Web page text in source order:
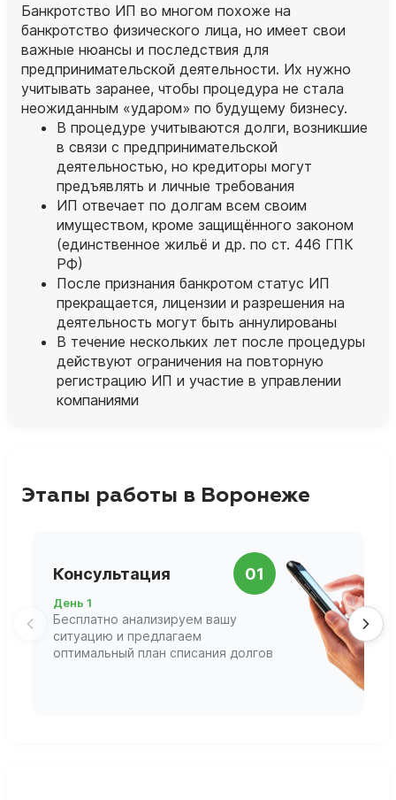
Банкротство ИП во многом похоже на
банкротство физического лица, но имеет свои
важные нюансы и последствия для
предпринимательской деятельности. Их нужно
учитывать заранее, чтобы процедура не стала
неожиданным «ударом» по будущему бизнесу.
В процедуре учитываются долги, возникшие
в связи с предпринимательской
деятельностью, но кредиторы могут
предъявлять и личные требования
ИП отвечает по долгам всем своим
имуществом, кроме защищённого законом
(единственное жильё и др. по ст. 446 ГПК
РФ)
После признания банкротом статус ИП
прекращается, лицензии и разрешения на
деятельность могут быть аннулированы
В течение нескольких лет после процедуры
действуют ограничения на повторную
регистрацию ИП и участие в управлении
компаниями
Этапы работы в Воронеже
Консультация 01
День 1
Бесплатно анализируем вашу
ситуацию и предлагаем
оптимальный план списания долгов